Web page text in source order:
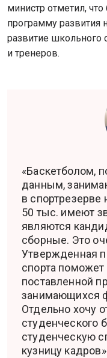
министр отметил,
программу развития
развитие школьного
и тренеров.
«Баскетболом,
данным,
в спортрезерве
50 тыс. имеют
являются
сборные. Это
Утвержденная
спорта
поставленной
занимающихся
Отдельно хочу
студенческого
студенческую
кузницу